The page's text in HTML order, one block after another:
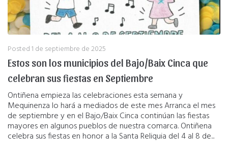
Posted1 de septiembre de 2025
Estos son los municipios del Bajo/Baix Cinca que
celebran sus fiestas en Septiembre
Ontiñena empieza las celebraciones esta semana y
Mequinenza lo hará a mediados de este mes Arranca el mes
de septiembre y en el Bajo/Baix Cinca continúan las fiestas
mayores en algunos pueblos de nuestra comarca. Ontiñena
celebra sus fiestas en honor a la Santa Reliquia del 4 al 8 de...